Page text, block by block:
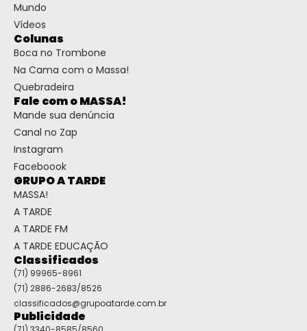
Mundo
Vídeos
Colunas
Boca no Trombone
Na Cama com o Massa!
Quebradeira
Fale com o MASSA!
Mande sua denúncia
Canal no Zap
Instagram
Faceboook
GRUPO A TARDE
MASSA!
A TARDE
A TARDE FM
A TARDE EDUCAÇÃO
Classificados
(71) 99965-8961
(71) 2886-2683/8526
classificados@grupoatarde.com.br
Publicidade